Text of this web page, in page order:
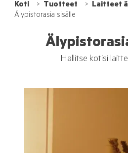
Koti Tuotteet
Laitteet
Älypistorasia sisälle
Hallitse kotisi